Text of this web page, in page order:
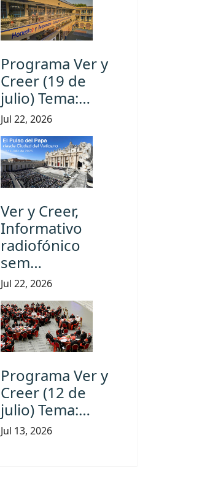
Programa Ver y
Creer (19 de
julio) Tema:…
Jul 22, 2026
Ver y Creer,
Informativo
radiofónico
sem…
Jul 22, 2026
Programa Ver y
Creer (12 de
julio) Tema:…
Jul 13, 2026